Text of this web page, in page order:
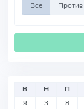
Все
В Н П
9
3 8